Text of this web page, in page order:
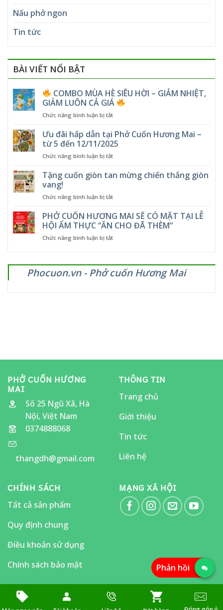
Nấu phở ngon
Tin tức
BÀI VIẾT NỔI BẬT
COMBO MÙA HÈ SIÊU HỜI – GIẢM NHIỆT,
GIẢM LUÔN CẢ GIÁ
Chức năng bình luận bị tắtở
COMBO
MÙA
HÈ
SIÊU
–
GIẢM
CẢ
GIÁ
Ưu đãi hấp dẫn tại Phở Cuốn Hương Mai –
từ 5 đến 12/11/2025
Chức năng bình luận bị tắtở
đãi
tại
Cuốn
Hương
–
đến
12/11/2025
Tặng cuốn giòn tan mừng chiến thắng giòn
vang!
Chức năng bình luận bị tắtở
cuốn
giòn
tan
mừng
giòn
vang!
PHỞ CUỐN HƯƠNG MAI SẼ CÓ MẶT TẠI LỄ
HỘI ẨM THỰC “ĂN CHO ĐÃ THÈM”
Chức năng bình luận bị tắtở
MAI
Phocuon.vn - Phở cuốn Hương Mai
PHỞ CUỐN HƯƠNG
MAI
Số 25 Ngũ Xã, Hà
Nội, Việt Nam
0374888068
thangdh@gmail.com
THÔNG TIN
Trang chủ
Giới thiệu
Tin tức
Liên hệ
CHÍNH SÁCH
Tất cả sản phẩm
Quy định chung
Điều khoản sử dụng
Chính sách bảo mật
MẠNG XÃ HỘI
Phản hồi